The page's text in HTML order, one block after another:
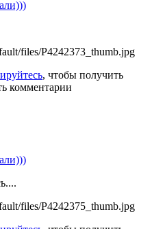
, чтобы получить
комментарии